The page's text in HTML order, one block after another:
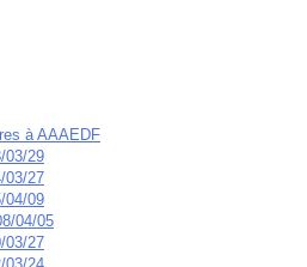
à AAAEDF
03/29
03/27
04/09
04/05
03/27